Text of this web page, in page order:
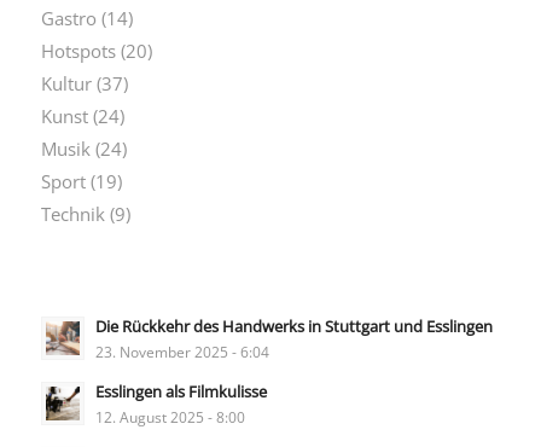
Gastro (14)
Hotspots(20)
Kultur(37)
Kunst(24)
Musik(24)
Sport(19)
Technik(9)
Die Rückkehr des Handwerks in Stuttgart und Esslingen
23. November 2025 - 6:04
Esslingen als Filmkulisse
12. August 2025 - 8:00